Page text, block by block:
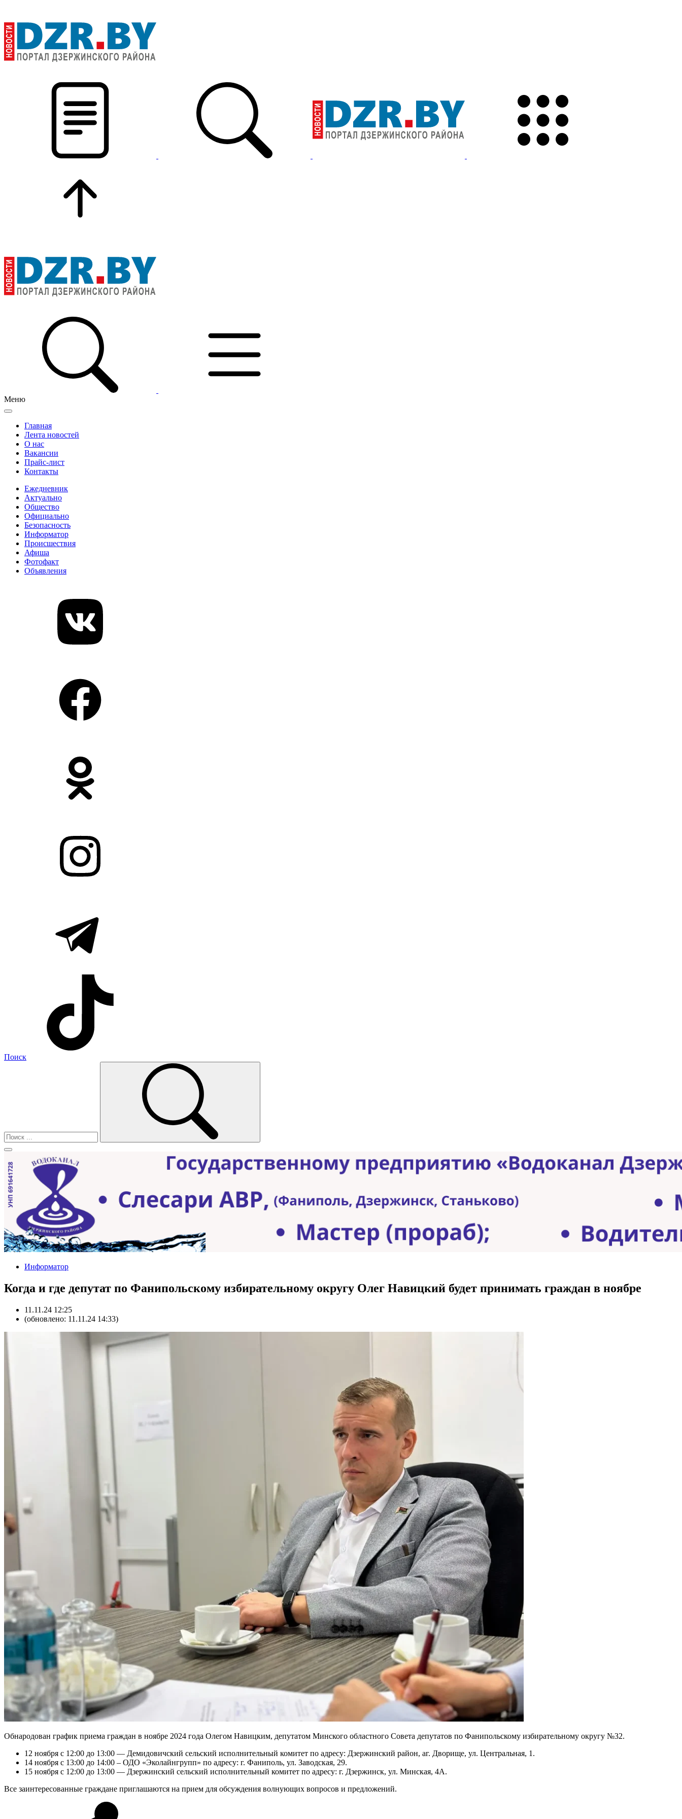
Меню
Главная
Лента новостей
О нас
Вакансии
Прайс-лист
Контакты
Ежедневник
Актуально
Общество
Официально
Безопасность
Информатор
Происшествия
Афиша
Фотофакт
Объявления
Поиск
Информатор
Когда и где депутат по Фанипольскому избирательному округу Олег Навицкий будет принимать граждан в ноябре
11.11.24 12:25
(обновлено: 11.11.24 14:33)
Обнародован график приема граждан в ноябре 2024 года Олегом Навицким, депутатом Минского областного Совета депутатов по Фанипольскому избирательному округу №32.
12 ноября с 12:00 до 13:00 — Демидовичский сельский исполнительный комитет по адресу: Дзержинский район, аг. Дворище, ул. Центральная, 1.
14 ноября с 13:00 до 14:00 – ОДО «Эколайнгрупп» по адресу: г. Фаниполь, ул. Заводская, 29.
15 ноября с 12:00 до 13:00 — Дзержинский сельский исполнительный комитет по адресу: г. Дзержинск, ул. Минская, 4А.
Все заинтересованные граждане приглашаются на прием для обсуждения волнующих вопросов и предложений.